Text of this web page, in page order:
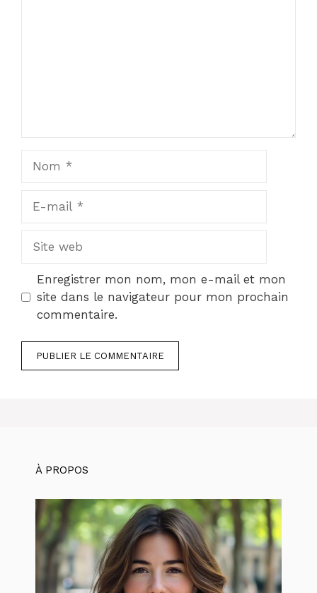
mail
web
Enregistrer mon nom, mon e-mail et mon
site dans le navigateur pour mon prochain
commentaire.
À PROPOS